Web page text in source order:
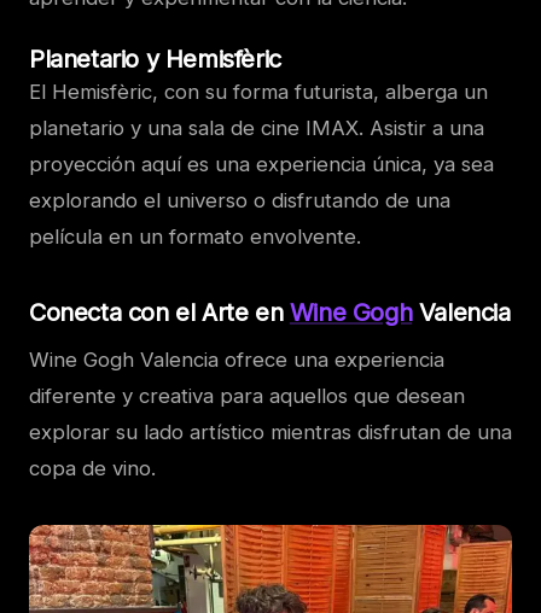
Planetario y Hemisfèric
El Hemisfèric, con su forma futurista, alberga un
planetario y una sala de cine IMAX. Asistir a una
proyección aquí es una experiencia única, ya sea
explorando el universo o disfrutando de una
película en un formato envolvente.
Conecta con el Arte en Wine GoghValencia
Wine Gogh Valencia ofrece una experiencia
diferente y creativa para aquellos que desean
explorar su lado artístico mientras disfrutan de una
copa de vino.